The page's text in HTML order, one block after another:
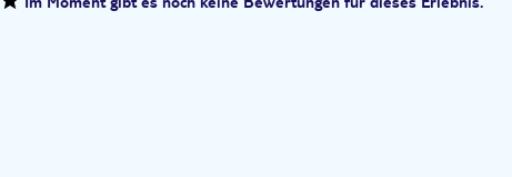
Im Moment gibt es noch keine Bewertungen für dieses Erlebnis.